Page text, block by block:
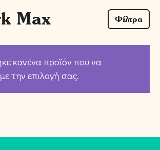
Max Φίλτρα
κανένα προϊόν που να
με την επιλογή σας.